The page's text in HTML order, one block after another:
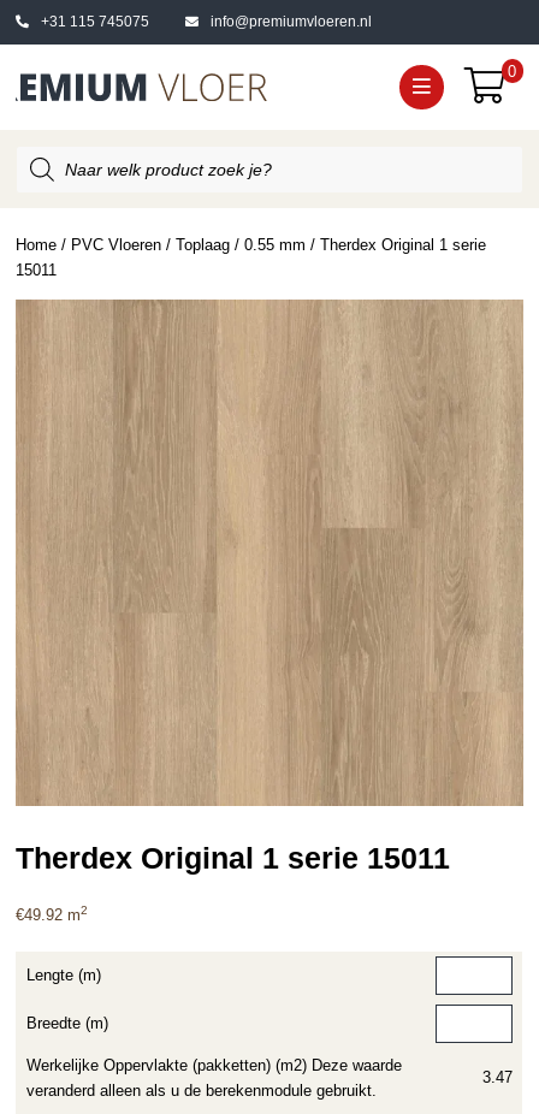
+31 115 745075 info@premiumvloeren.nl
0
zoeken
Home / PVC Vloeren /Toplaag /0.55 mm / Therdex Original 1 serie
15011
Therdex Original 1 serie 15011
€49.92 m2
Lengte (m)
Breedte (m)
Werkelijke Oppervlakte (pakketten) (m2) Deze waarde
veranderd alleen als u de berekenmodule gebruikt.
3.47